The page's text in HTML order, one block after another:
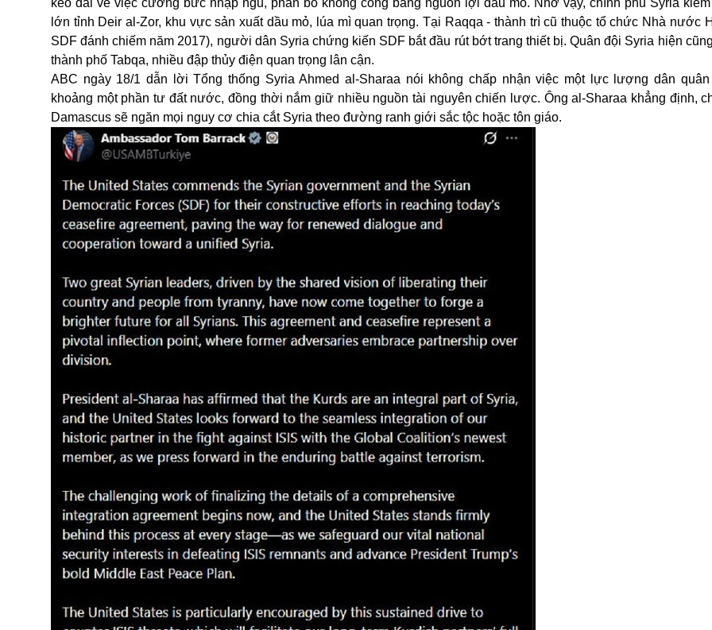
kéo dài về việc cưỡng bức nhập ngũ, phân bổ không công bằng nguồn lợi dầu mỏ. Nhờ vậy, chính phủ Syria
lớn tỉnh Deir al-Zor, khu vực sản xuất dầu mỏ, lúa mì quan trọng. Tại Raqqa - thành trì cũ thuộc tổ chức Nhà nước
SDF đánh chiếm năm 2017), người dân Syria chứng kiến SDF bắt đầu rút bớt trang thiết bị. Quân đội Syria hiện
thành phố Tabqa, nhiều đập thủy điện quan trọng lân cận.
ABC ngày 18/1 dẫn lời Tổng thống Syria Ahmed al-Sharaa nói không chấp nhận việc một lực lượng dân
khoảng một phần tư đất nước, đồng thời nắm giữ nhiều nguồn tài nguyên chiến lược. Ông al-Sharaa khẳng định,
Damascus sẽ ngăn mọi nguy cơ chia cắt Syria theo đường ranh giới sắc tộc hoặc tôn giáo.